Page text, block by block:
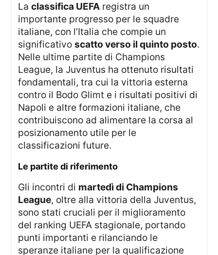
Laclassifica UEFA registra un
importante progresso per le squadre
italiane, con l’Italia che compie un
significativoscatto verso il quinto posto.
Nelle ultime partite di Champions
League, la Juventus ha ottenuto risultati
fondamentali, tra cui la vittoria esterna
contro il Bodo Glimt e i risultati positivi di
Napoli e altre formazioni italiane, che
contribuiscono ad alimentare la corsa al
posizionamento utile per le
classificazioni future.
le partite di riferimento
Gli incontri di martedì di Champions
League, oltre alla vittoria della Juventus,
sono stati cruciali per il miglioramento
del ranking UEFA stagionale, portando
punti importanti e rilanciando le
speranze italiane per la qualificazione